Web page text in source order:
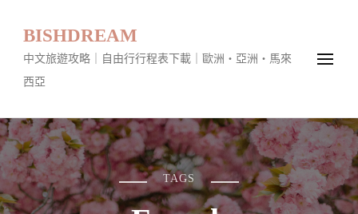
BISHDREAM
中文旅遊攻略｜自由行行程表下載｜歐洲・亞洲・馬來
西亞
TAGS